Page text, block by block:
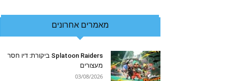
מאמרים אחרונים
Splatoon Raiders ביקורת: דיו חסר
מעצורים
03/08/2026